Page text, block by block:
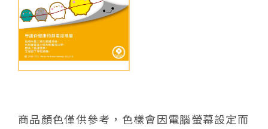
商品顏色僅供參考，色樣會因電腦螢幕設定而